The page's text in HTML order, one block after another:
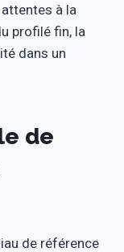
à la
profilé fin, la
dans un
de
de référence